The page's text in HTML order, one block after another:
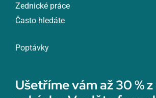
Zednické práce
Často hledáte
Poptávky
Ušetříme vám až 30 %